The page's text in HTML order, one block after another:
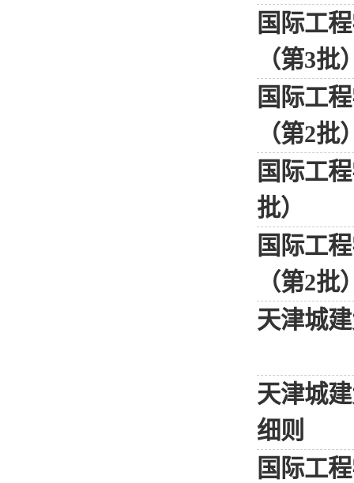
国际工
（第3批
国际工
（第2批
国际工
批）
国际工
（第2批
天津城
天津城
细则
国际工